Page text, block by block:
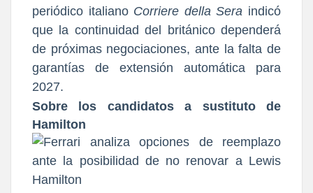
periódico italiano Corriere della Sera indicó
que la continuidad del británico dependerá
de próximas negociaciones, ante la falta de
garantías de extensión automática para
2027.
Sobre los candidatos a sustituto de
Hamilton